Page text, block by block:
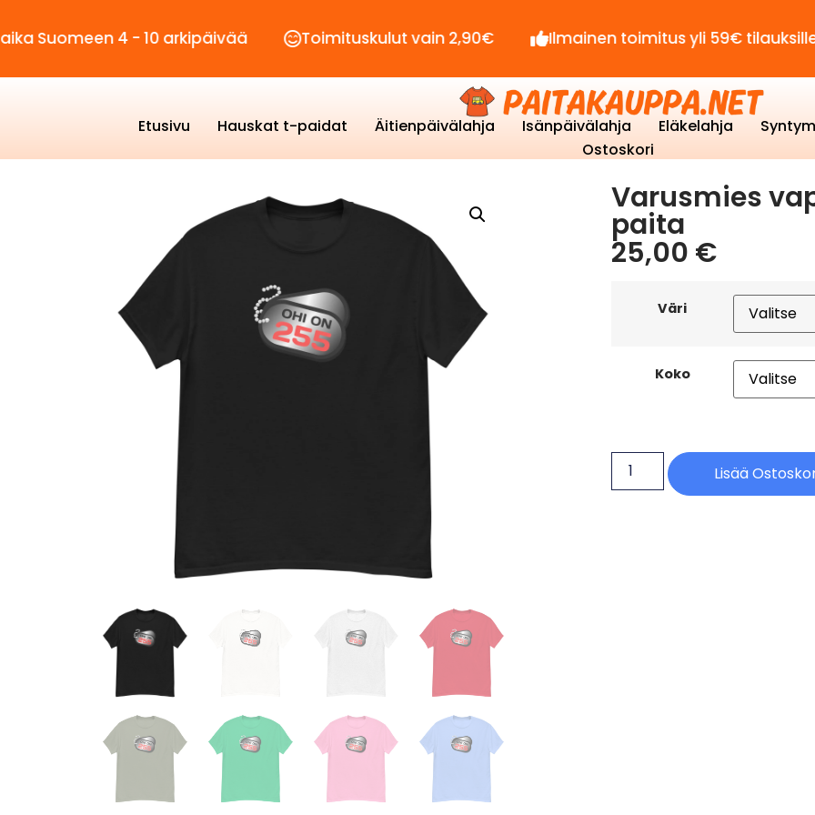
4 - 10 arkipäivää Toimituskulut vain 2,90€ Ilmainen toimitus yli 59€ tilauksille!
Etusivu Hauskat t-paidat Äitienpäivälahja Isänpäivälahja Eläkelahja
Ostoskori
Varusmies
paita
25,00 €
Väri
Koko
Lisää